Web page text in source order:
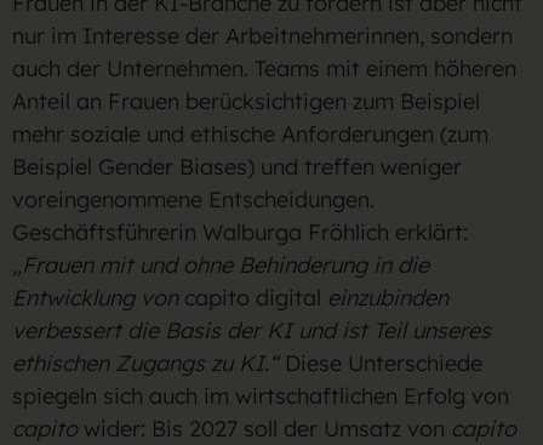
nur im Interesse der Arbeitnehmerinnen, sondern
auch der Unternehmen. Teams mit einem höheren
Anteil an Frauen berücksichtigen zum Beispiel
mehr soziale und ethische Anforderungen (zum
Beispiel Gender Biases) und treffen weniger
voreingenommene Entscheidungen.
Geschäftsführerin Walburga Fröhlich erklärt:
„Frauen mit und ohne Behinderung in die
Entwicklung von capito digital einzubinden
verbessert die Basis der KI und ist Teil unseres
ethischen Zugangs zu KI.“ Diese Unterschiede
spiegeln sich auch im wirtschaftlichen Erfolg von
capitowider: Bis 2027 soll der Umsatz von capito